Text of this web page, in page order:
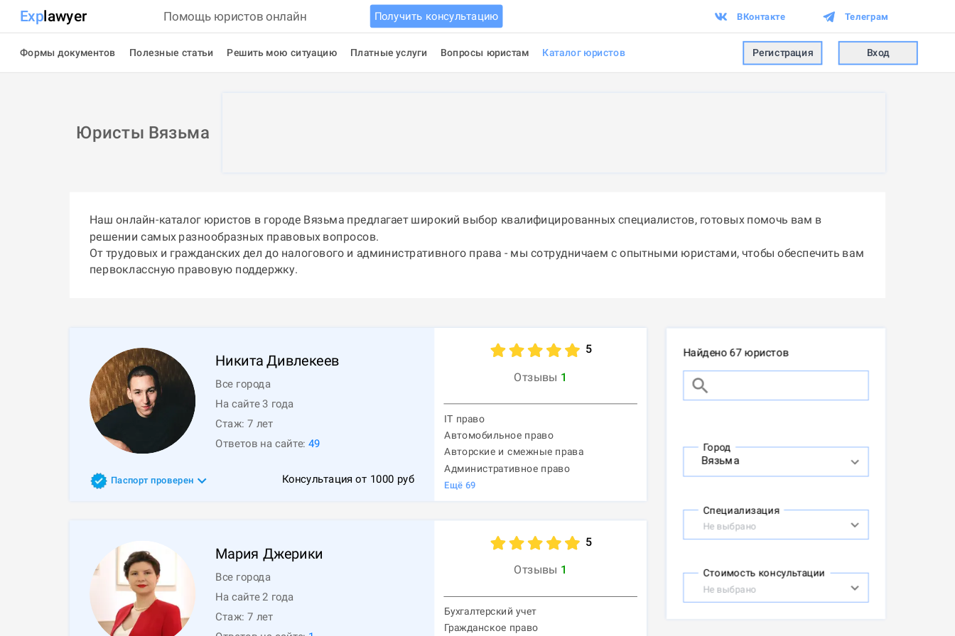
Explawyer Помощь юристов онлайн Получить консультацию ВКонтакте Телеграм
Формы документов Полезные статьи Решить мою ситуацию Платные услуги Вопросы юристам Каталог юристов Регистрация Вход
Юристы Вязьма
Наш онлайн-каталог юристов в городе Вязьма предлагает широкий выбор квалифицированных специалистов, готовых помочь вам в
решении самых разнообразных правовых вопросов.
От трудовых и гражданских дел до налогового и административного права - мы сотрудничаем с опытными юристами, чтобы обеспечить вам
первоклассную правовую поддержку.
Никита Дивлекеев
Все города
На сайте 3 года
Стаж:7 лет
Ответов на сайте: 49
Паспорт проверен Консультация от 1000 руб
5
Отзывы 1
IT право
Автомобильное право
Авторские и смежные права
Административное право
Ещё 69
Мария Джерики
Все города
На сайте 2 года
Стаж:7 лет
5
Отзывы 1
Бухгалтерский учет
Гражданское право
Найдено 67 юристов
Город
Специализация
Не выбрано
Стоимость консультации
Не выбрано